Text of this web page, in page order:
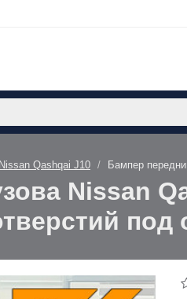
Nissan Qashqai J10 Бампер
Nissan
под